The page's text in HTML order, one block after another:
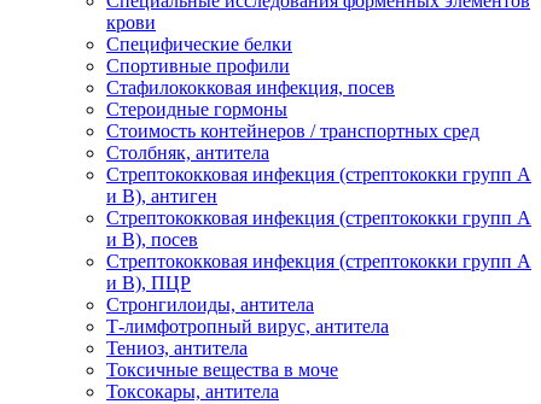
крови
Специфические белки
Спортивные профили
Стафилококковая инфекция, посев
Стероидные гормоны
Стоимость контейнеров / транспортных сред
Столбняк, антитела
Стрептококковая инфекция (стрептококки групп A
и B), антиген
Стрептококковая инфекция (стрептококки групп A
и B), посев
Стрептококковая инфекция (стрептококки групп A
и B), ПЦР
Стронгилоиды, антитела
Т-лимфотропный вирус, антитела
Тениоз, антитела
Токсичные вещества в моче
Токсокары, антитела